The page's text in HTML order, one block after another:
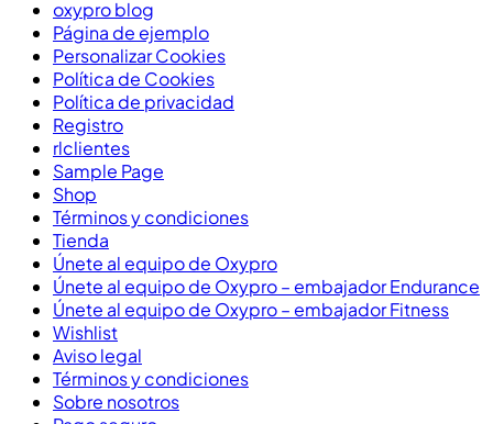
oxypro blog
Página de ejemplo
Personalizar Cookies
Política de Cookies
Política de privacidad
Registro
rlclientes
Sample Page
Shop
Términos y condiciones
Tienda
Únete al equipo de Oxypro
Únete al equipo de Oxypro – embajador Endurance
Únete al equipo de Oxypro – embajador Fitness
Wishlist
Aviso legal
Términos y condiciones
Sobre nosotros